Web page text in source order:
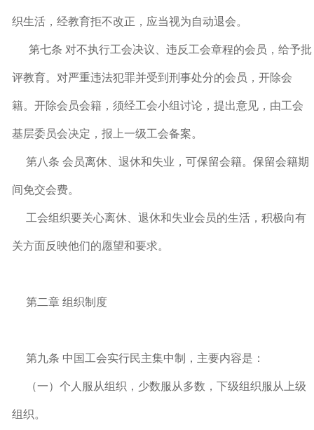
织生活，经教育拒不改正，应当视为自动退会。
第七条 对不执行工会决议、违反工会章程的会员，给予批
评教育。对严重违法犯罪并受到刑事处分的会员，开除会
籍。开除会员会籍，须经工会小组讨论，提出意见，由工会
基层委员会决定，报上一级工会备案。
第八条 会员离休、退休和失业，可保留会籍。保留会籍期
间免交会费。
工会组织要关心离休、退休和失业会员的生活，积极向有
关方面反映他们的愿望和要求。
第二章 组织制度
第九条 中国工会实行民主集中制，主要内容是：
（一）个人服从组织，少数服从多数，下级组织服从上级
组织。